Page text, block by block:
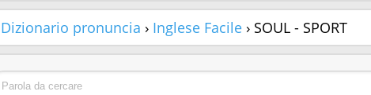
Dizionario pronuncia › Inglese Facile › SOUL - SPORT